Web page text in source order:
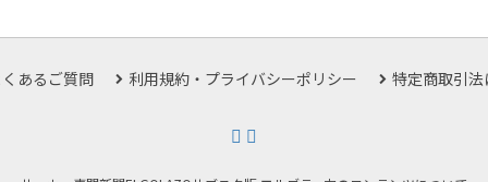
くあるご質問 利用規約・プライバシーポリシー 特定商取引